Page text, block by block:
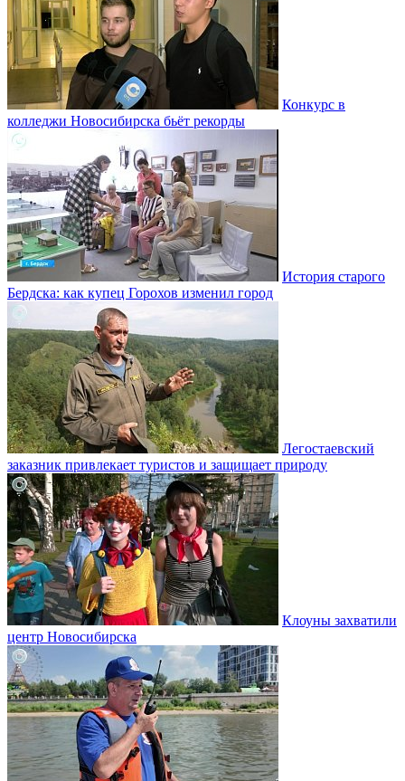
Конкурс в
колледжи Новосибирска бьёт рекорды
История старого
Бердска: как купец Горохов изменил город
Легостаевский
заказник привлекает туристов и защищает природу
Клоуны захватили
центр Новосибирска